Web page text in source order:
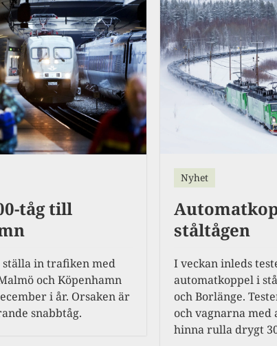
tåg till
ställa in trafiken med
och Köpenhamn
i år. Orsaken är
snabbtåg.
Nyhet
ståltågen
I veckan inleds
automatkoppel i
och Borlänge.
och vagnarna med
hinna rulla drygt